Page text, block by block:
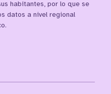
habitantes, por lo que se
datos a nivel regional